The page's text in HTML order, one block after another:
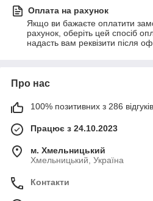
Оплата на рахунок
Якщо ви бажаєте оплатити
рахунок, оберіть цей спосіб
надасть вам реквізити після
Про нас
100% позитивних з 286
Працює з 24.10.2023
м. Хмельницький
Хмельницький, Україна
Контакти